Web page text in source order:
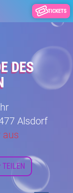
TICKETS
DES
Alsdorf
aus
TEILEN